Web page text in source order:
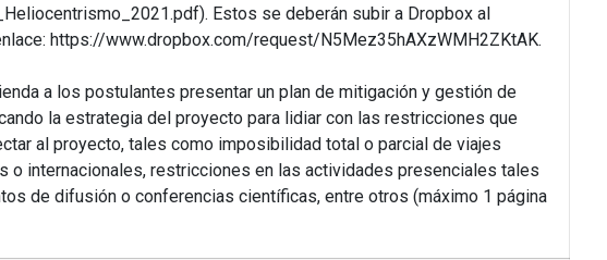
Estos se deberán subir a Dropbox al
https://www.dropbox.com/request/N5Mez35hAXzWMH2ZKtAK.
a los postulantes presentar un plan de mitigación y gestión de
la estrategia del proyecto para lidiar con las restricciones que
al proyecto, tales como imposibilidad total o parcial de viajes
o internacionales, restricciones en las actividades presenciales tales
de difusión o conferencias científicas, entre otros (máximo 1 página